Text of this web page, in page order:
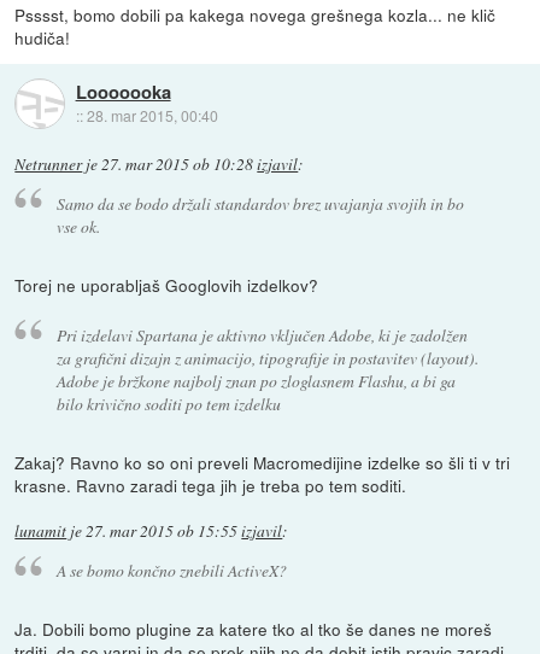
Psssst, bomo dobili pa kakega novega grešnega kozla... ne klič
hudiča!
Looooooka
::28. mar 2015, 00:40
Netrunnerje 27. mar 2015 ob 10:28izjavil:
Samo da se bodo držali standardov brez uvajanja svojih in bo
vse ok.
Torej ne uporabljaš Googlovih izdelkov?
Pri izdelavi Spartana je aktivno vključen Adobe, ki je zadolžen
za grafični dizajn z animacijo, tipografije in postavitev (layout).
Adobe je bržkone najbolj znan po zloglasnem Flashu, a bi ga
bilo krivično soditi po tem izdelku
Zakaj? Ravno ko so oni preveli Macromedijine izdelke so šli ti v tri
krasne. Ravno zaradi tega jih je treba po tem soditi.
lunamit je27. mar 2015 ob 15:55izjavil:
A se bomo končno znebili ActiveX?
Ja. Dobili bomo plugine za katere tko al tko še danes ne moreš